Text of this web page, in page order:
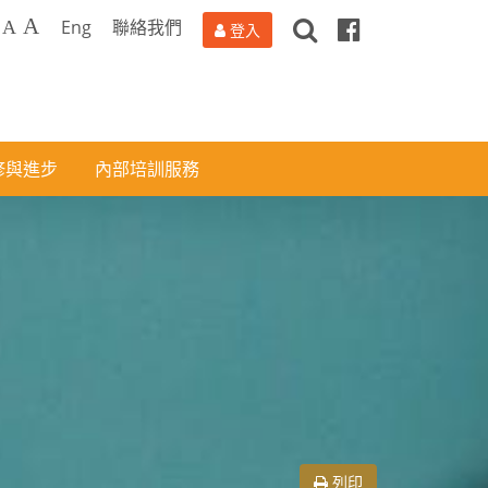
A A Eng 聯絡我們 登入
搜 Facebook
與進步 內部培訓服務
列印